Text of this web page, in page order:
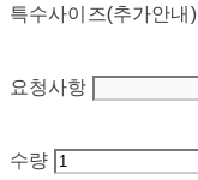
특수사이즈(추가안내)
요청사항
수량